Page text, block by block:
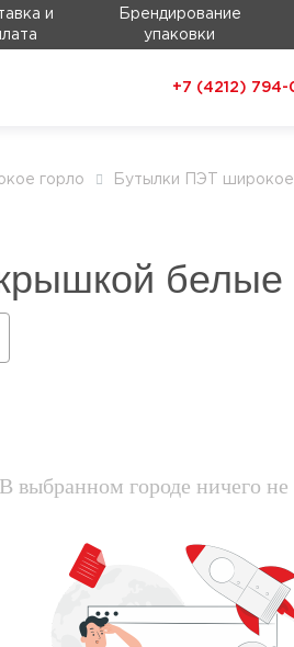
и
Брендирование
упаковки
+7 (4212) 794-
горло
Бутылки ПЭТ
белые
В выбранном городе ничего не